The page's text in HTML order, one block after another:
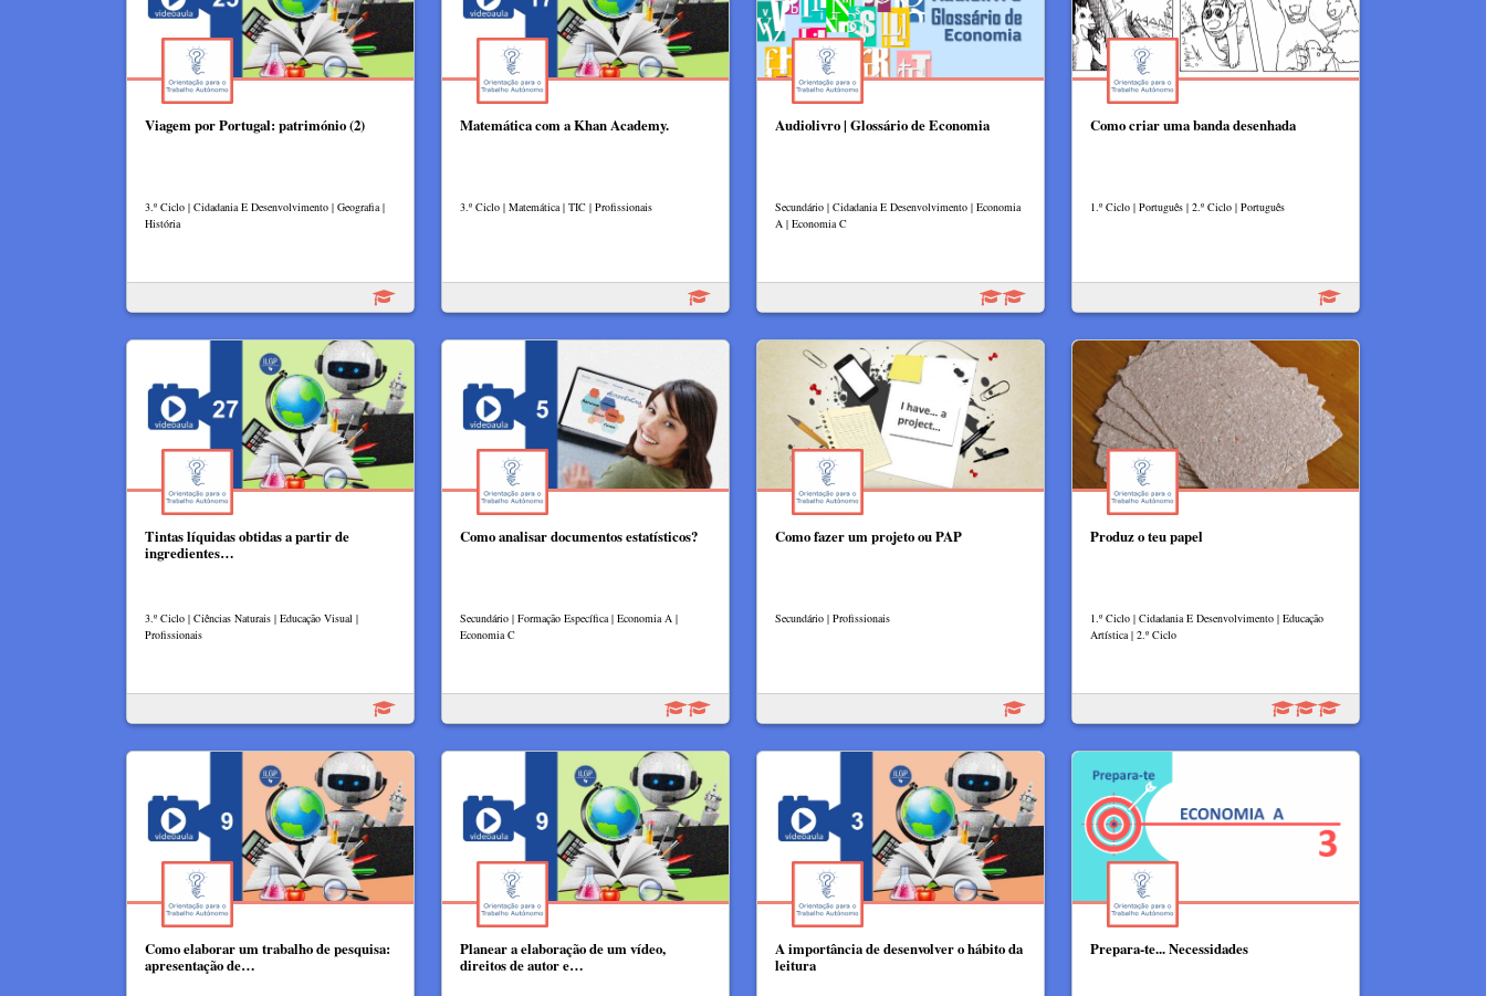
Viagem por Portugal: património (2)
3.º Ciclo | Cidadania E Desenvolvimento | Geografia |
História
Matemática com a Khan Academy.
3.º Ciclo | Matemática | TIC | Profissionais
Audiolivro | Glossário de Economia
Secundário | Cidadania E Desenvolvimento | Economia
A | Economia C
Como criar uma banda desenhada
1.º Ciclo | Português | 2.º Ciclo | Português
Tintas líquidas obtidas a partir de
ingredientes…
3.º Ciclo | Ciências Naturais | Educação Visual |
Profissionais
Como analisar documentos estatísticos?
Secundário | Formação Específica | Economia A |
Economia C
Como fazer um projeto ou PAP
Secundário | Profissionais
Produz o teu papel
1.º Ciclo | Cidadania E Desenvolvimento | Educação
Artística | 2.º Ciclo
Como elaborar um trabalho de pesquisa:
apresentação de…
Planear a elaboração de um vídeo,
direitos de autor e…
A importância de desenvolver o hábito da
leitura
Prepara-te... Necessidades